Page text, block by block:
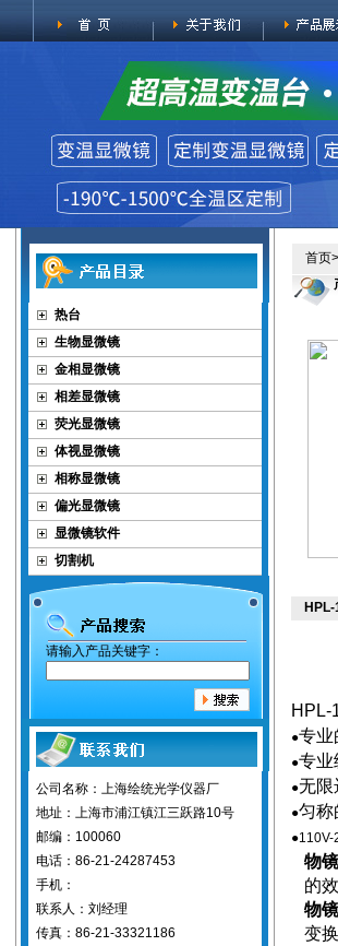
热台
生物显微镜
金相显微镜
相差显微镜
荧光显微镜
体视显微镜
相称显微镜
偏光显微镜
显微镜软件
切割机
请输入产品关键字：
公司名称：上海绘统光学仪器厂
地址：上海市浦江镇江三跃路10号
邮编：100060
电话：86-21-24287453
手机：
联系人：刘经理
传真：86-21-33321186
首页
HPL-
●专业
●专业
●无限
●匀称
●110V-
物镜
的
物
变